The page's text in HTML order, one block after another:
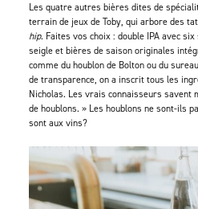
Les quatre autres bières dites de
terrain de jeux de Toby, qui arbore des
hip. Faites vos choix : double IPA avec
seigle et bières de saison originales
comme du houblon de Bolton ou du
de transparence, on a inscrit tous les
Nicholas. Les vrais connaisseurs savent
de houblons. » Les houblons ne sont-ils
sont aux vins?